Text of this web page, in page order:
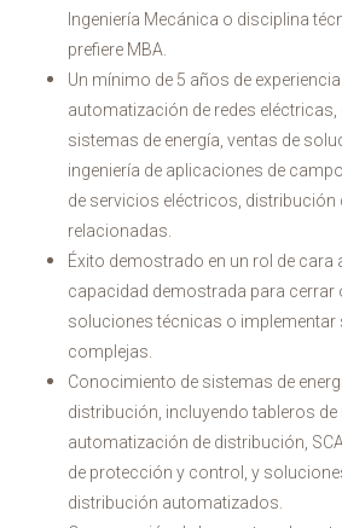
Ingeniería Mecánica o disciplina
prefiere MBA.
Un mínimo de 5 años de
automatización de redes
sistemas de energía, ventas de
ingeniería de aplicaciones de
de servicios eléctricos, distribución
relacionadas.
Éxito demostrado en un rol de cara
capacidad demostrada para cerrar
soluciones técnicas o implementar
complejas.
Conocimiento de sistemas de
distribución, incluyendo tableros de
automatización de distribución,
de protección y control, y
distribución automatizados.